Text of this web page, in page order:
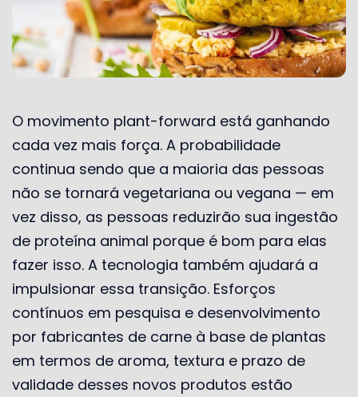
O movimento plant-forward está ganhando
cada vez mais força. A probabilidade
continua sendo que a maioria das pessoas
não se tornará vegetariana ou vegana — em
vez disso, as pessoas reduzirão sua ingestão
de proteína animal porque é bom para elas
fazer isso. A tecnologia também ajudará a
impulsionar essa transição. Esforços
contínuos em pesquisa e desenvolvimento
por fabricantes de carne à base de plantas
em termos de aroma, textura e prazo de
validade desses novos produtos estão